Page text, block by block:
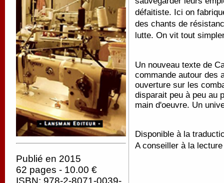
Publié en 2015
62 pages - 10.00 €
ISBN: 978-2-8071-0039-
défaitiste. Ici on
des chants de
lutte. On vit tout
Un nouveau texte de
commande autour des
ouverture sur les
disparait peu à peu au
main d'oeuvre. Un
Disponible à la
A conseiller à la